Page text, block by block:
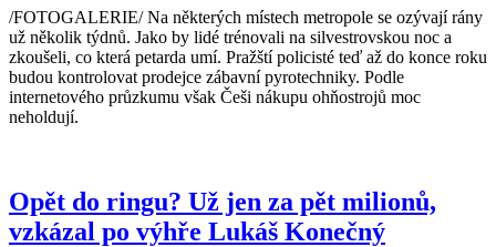
/FOTOGALERIE/ Na některých místech metropole se ozývají rány
už několik týdnů. Jako by lidé trénovali na silvestrovskou noc a
zkoušeli, co která petarda umí. Pražští policisté teď až do konce roku
budou kontrolovat prodejce zábavní pyrotechniky. Podle
internetového průzkumu však Češi nákupu ohňostrojů moc
neholdují.
Opět do ringu? Už jen za pět milionů,
vzkázal po výhře Lukáš Konečný